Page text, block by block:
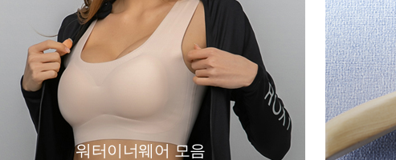
워터이너웨어 모음